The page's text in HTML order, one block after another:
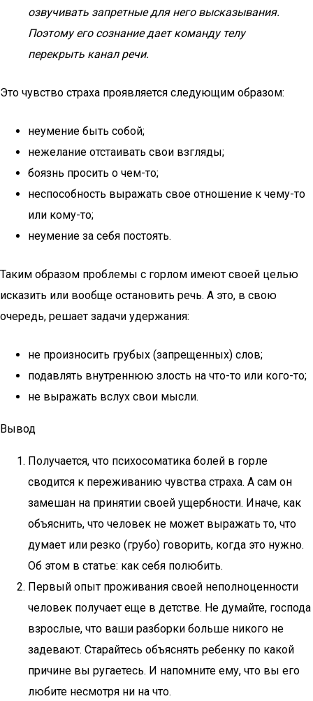
озвучивать запретные для него высказывания.
Поэтому его сознание дает команду телу
перекрыть канал речи.
Это чувство страха проявляется следующим образом:
неумение быть собой;
нежелание отстаивать свои взгляды;
боязнь просить о чем-то;
неспособность выражать свое отношение к чему-то
или кому-то;
неумение за себя постоять.
Таким образом проблемы с горлом имеют своей целью
исказить или вообще остановить речь. А это, в свою
очередь, решает задачи удержания:
не произносить грубых (запрещенных) слов;
подавлять внутреннюю злость на что-то или кого-то;
не выражать вслух свои мысли.
Вывод
Получается, что психосоматика болей в горле
сводится к переживанию чувства страха. А сам он
замешан на принятии своей ущербности. Иначе, как
объяснить, что человек не может выражать то, что
думает или резко (грубо) говорить, когда это нужно.
Об этом в статье: как себя полюбить.
Первый опыт проживания своей неполноценности
человек получает еще в детстве. Не думайте, господа
взрослые, что ваши разборки больше никого не
задевают. Старайтесь объяснять ребенку по какой
причине вы ругаетесь. И напомните ему, что вы его
любите несмотря ни на что.